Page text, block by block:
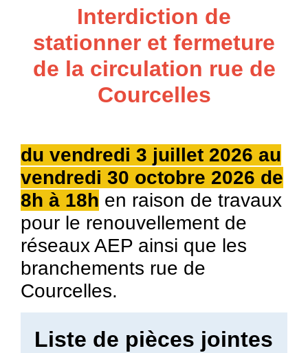
Interdiction de
stationner et fermeture
de la circulation rue de
Courcelles
du vendredi 3 juillet 2026 au
vendredi 30 octobre 2026 de
8h à 18h en raison de travaux
pour le renouvellement de
réseaux AEP ainsi que les
branchements rue de
Courcelles.
Liste de pièces jointes